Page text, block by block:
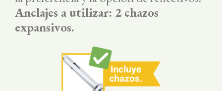
Anclajes a utilizar: 2 chazos
expansivos.